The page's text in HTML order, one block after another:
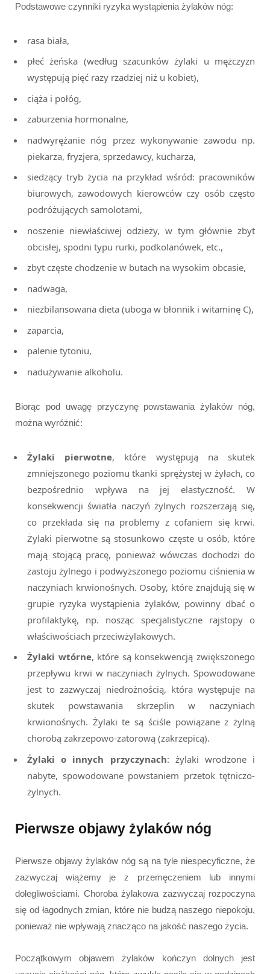
Podstawowe czynniki ryzyka wystąpienia żylaków nóg:
rasa biała,
płeć żeńska (według szacunków żylaki u mężczyzn
występują pięć razy rzadziej niż u kobiet),
ciąża i połóg,
zaburzenia hormonalne,
nadwyrężanie nóg przez wykonywanie zawodu np.
piekarza, fryzjera, sprzedawcy, kucharza,
siedzący tryb życia na przykład wśród: pracowników
biurowych, zawodowych kierowców czy osób często
podróżujących samolotami,
noszenie niewłaściwej odzieży, w tym głównie zbyt
obcisłej, spodni typu rurki, podkolanówek, etc.,
zbyt częste chodzenie w butach na wysokim obcasie,
nadwaga,
niezbilansowana dieta (uboga w błonnik i witaminę C),
zaparcia,
palenie tytoniu,
nadużywanie alkoholu.
Biorąc pod uwagę przyczynę powstawania żylaków nóg,
można wyróżnić:
Żylaki pierwotne, które występują na skutek
zmniejszonego poziomu tkanki sprężystej w żyłach, co
bezpośrednio wpływa na jej elastyczność. W
konsekwencji światła naczyń żylnych rozszerzają się,
co przekłada się na problemy z cofaniem się krwi.
Żylaki pierwotne są stosunkowo częste u osób, które
mają stojącą pracę, ponieważ wówczas dochodzi do
zastoju żylnego i podwyższonego poziomu ciśnienia w
naczyniach krwionośnych. Osoby, które znajdują się w
grupie ryzyka wystąpienia żylaków, powinny dbać o
profilaktykę, np. nosząc specjalistyczne rajstopy o
właściwościach przeciwżylakowych.
Żylaki wtórne, które są konsekwencją zwiększonego
przepływu krwi w naczyniach żylnych. Spowodowane
jest to zazwyczaj niedrożnością, która występuje na
skutek powstawania skrzeplin w naczyniach
krwionośnych. Żylaki te są ściśle powiązane z żylną
chorobą zakrzepowo-zatorową (zakrzepicą).
Żylaki o innych przyczynach: żylaki wrodzone i
nabyte, spowodowane powstaniem przetok tętniczo-
żylnych.
Pierwsze objawy żylaków nóg
Pierwsze objawy żylaków nóg są na tyle niespecyficzne, że
zazwyczaj wiążemy je z przemęczeniem lub innymi
dolegliwościami. Choroba żylakowa zazwyczaj rozpoczyna
się od łagodnych zmian, które nie budzą naszego niepokoju,
ponieważ nie wpływają znacząco na jakość naszego życia.
Początkowym objawem żylaków kończyn dolnych jest